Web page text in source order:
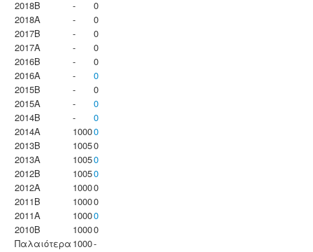
2018B
-
0
2018A
-
0
2017B
-
0
2017A
-
0
2016B
-
0
2016A
-
0
2015B
-
0
2015A
-
0
2014B
-
0
2014A
10000
2013B
10050
2013A
10050
2012B
10050
2012A
10000
2011B
10000
2011A
10000
2010B
10000
Παλαιότερα 1000-